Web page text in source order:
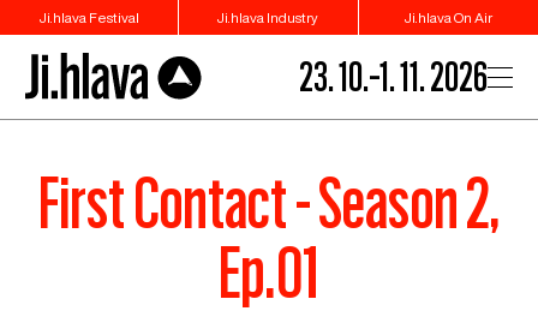
Ji.hlava Festival Ji.hlava Industry Ji.hlava On Air
23. 10.–1. 11. 2026
First Contact - Season 2,
Ep.01